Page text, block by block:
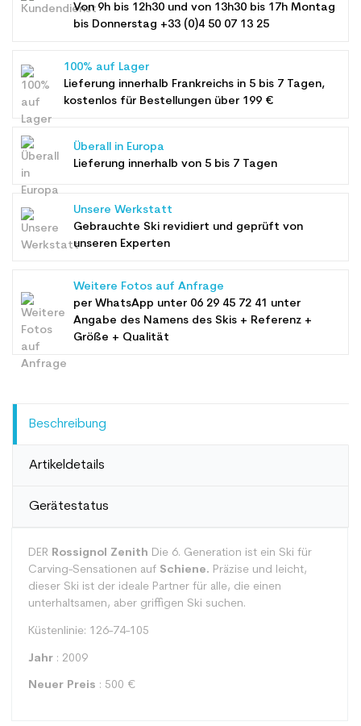
Von 9h bis 12h30 und von 13h30 bis 17h Montag
bis Donnerstag +33 (0)4 50 07 13 25
100% auf Lager
Lieferung innerhalb Frankreichs in 5 bis 7 Tagen,
kostenlos für Bestellungen über 199 €
Überall in Europa
Lieferung innerhalb von 5 bis 7 Tagen
Unsere Werkstatt
Gebrauchte Ski revidiert und geprüft von
unseren Experten
Weitere Fotos auf Anfrage
per WhatsApp unter 06 29 45 72 41 unter
Angabe des Namens des Skis + Referenz +
Größe + Qualität
Beschreibung
Artikeldetails
Gerätestatus
DER Rossignol Zenith Die 6. Generation ist ein Ski für
Carving-Sensationen auf Schiene. Präzise und leicht,
dieser Ski ist der ideale Partner für alle, die einen
unterhaltsamen, aber griffigen Ski suchen.
Küstenlinie: 126-74-105
Jahr : 2009
Neuer Preis : 500 €